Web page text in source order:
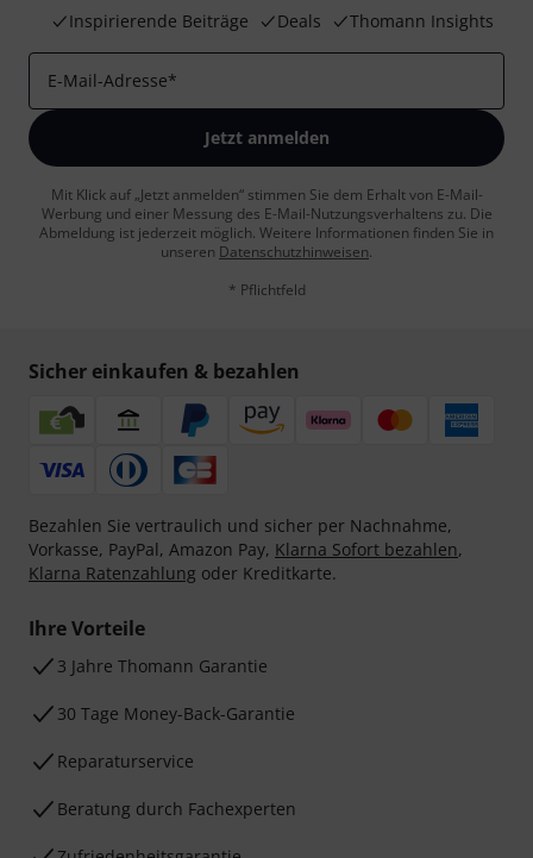
Inspirierende Beiträge
Deals Thomann Insights
E-Mail-Adresse*
Jetzt anmelden
Mit Klick auf „Jetzt anmelden“ stimmen Sie dem Erhalt von E-Mail-
Werbung und einer Messung des E-Mail-Nutzungsverhaltens zu. Die
Abmeldung ist jederzeit möglich. Weitere Informationen finden Sie in
unseren Datenschutzhinweisen.
* Pflichtfeld
Sicher einkaufen & bezahlen
Bezahlen Sie vertraulich und sicher per Nachnahme,
Vorkasse, PayPal, Amazon Pay, Klarna Sofort bezahlen,
Klarna Ratenzahlung oder Kreditkarte.
Ihre Vorteile
3 Jahre Thomann Garantie
30 Tage Money-Back-Garantie
Reparaturservice
Beratung durch Fachexperten